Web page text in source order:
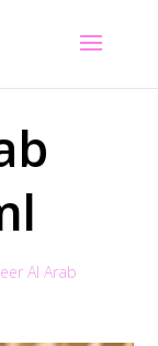
Al Arab